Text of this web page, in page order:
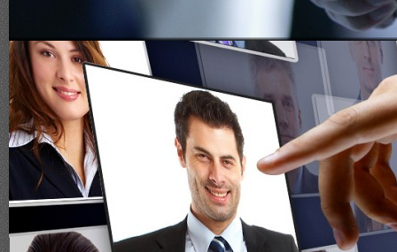
"Un servicio
y con un
Beneficios Executive Search Added